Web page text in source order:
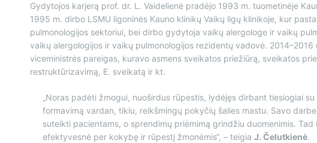
Gydytojos karjerą prof. dr. L. Vaidelienė pradėjo 1993 m. tuometinėje
1995 m. dirbo LSMU ligoninės Kauno klinikų Vaikų ligų klinikoje, kur
pulmonologijos sektoriui, bei dirbo gydytoja vaikų alergologe ir vaikų
vaikų alergologijos ir vaikų pulmonologijos rezidentų vadovė.
viceministrės pareigas, kuravo asmens sveikatos priežiūrą, sveikatos
restruktūrizavimą, E. sveikatą ir kt.
„Noras padėti žmogui, nuoširdus rūpestis, lydėjęs dirbant tiesiogiai
formavimą vardan, tikiu, reikšmingų pokyčių šalies mastu. Savo
suteikti pacientams, o sprendimų priėmimą grindžiu duomenimis.
efektyvesnė per kokybę ir rūpestį žmonėmis“, – teigia J. Čelutkienė.